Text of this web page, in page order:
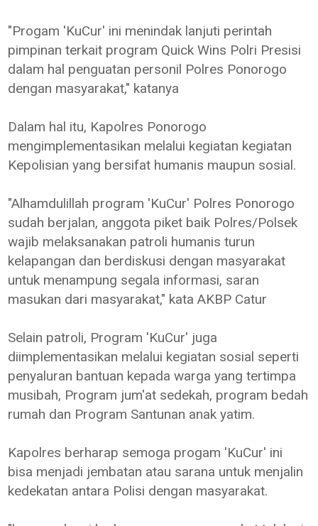
"Progam 'KuCur' ini menindak lanjuti perintah
pimpinan terkait program Quick Wins Polri Presisi
dalam hal penguatan personil Polres Ponorogo
dengan masyarakat," katanya
Dalam hal itu, Kapolres Ponorogo
mengimplementasikan melalui kegiatan kegiatan
Kepolisian yang bersifat humanis maupun sosial.
"Alhamdulillah program 'KuCur' Polres Ponorogo
sudah berjalan, anggota piket baik Polres/Polsek
wajib melaksanakan patroli humanis turun
kelapangan dan berdiskusi dengan masyarakat
untuk menampung segala informasi, saran
masukan dari masyarakat," kata AKBP Catur
Selain patroli, Program 'KuCur' juga
diimplementasikan melalui kegiatan sosial seperti
penyaluran bantuan kepada warga yang tertimpa
musibah, Program jum'at sedekah, program bedah
rumah dan Program Santunan anak yatim.
Kapolres berharap semoga progam 'KuCur' ini
bisa menjadi jembatan atau sarana untuk menjalin
kedekatan antara Polisi dengan masyarakat.